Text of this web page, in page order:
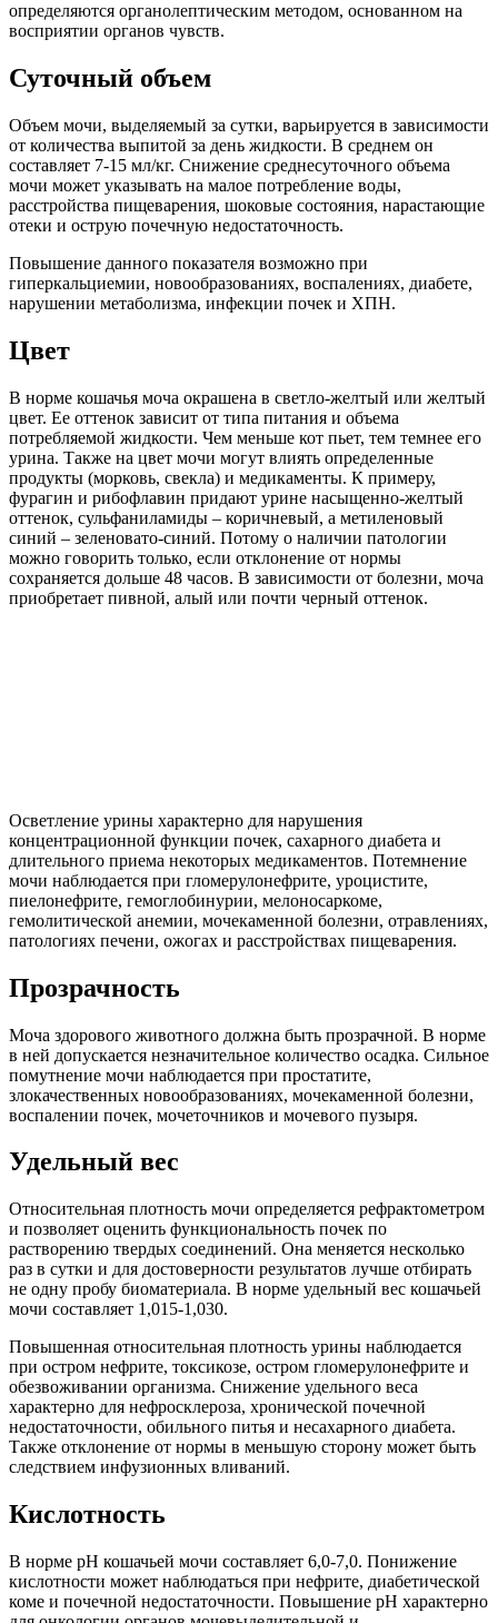
определяются органолептическим методом, основанном на
восприятии органов чувств.
Суточный объем
Объем мочи, выделяемый за сутки, варьируется в зависимости
от количества выпитой за день жидкости. В среднем он
составляет 7-15 мл/кг. Снижение среднесуточного объема
мочи может указывать на малое потребление воды,
расстройства пищеварения, шоковые состояния, нарастающие
отеки и острую почечную недостаточность.
Повышение данного показателя возможно при
гиперкальциемии, новообразованиях, воспалениях, диабете,
нарушении метаболизма, инфекции почек и ХПН.
Цвет
В норме кошачья моча окрашена в светло-желтый или желтый
цвет. Ее оттенок зависит от типа питания и объема
потребляемой жидкости. Чем меньше кот пьет, тем темнее его
урина. Также на цвет мочи могут влиять определенные
продукты (морковь, свекла) и медикаменты. К примеру,
фурагин и рибофлавин придают урине насыщенно-желтый
оттенок, сульфаниламиды – коричневый, а метиленовый
синий – зеленовато-синий. Потому о наличии патологии
можно говорить только, если отклонение от нормы
сохраняется дольше 48 часов. В зависимости от болезни, моча
приобретает пивной, алый или почти черный оттенок.
Осветление урины характерно для нарушения
концентрационной функции почек, сахарного диабета и
длительного приема некоторых медикаментов. Потемнение
мочи наблюдается при гломерулонефрите, уроцистите,
пиелонефрите, гемоглобинурии, мелоносаркоме,
гемолитической анемии, мочекаменной болезни, отравлениях,
патологиях печени, ожогах и расстройствах пищеварения.
Прозрачность
Моча здорового животного должна быть прозрачной. В норме
в ней допускается незначительное количество осадка. Сильное
помутнение мочи наблюдается при простатите,
злокачественных новообразованиях, мочекаменной болезни,
воспалении почек, мочеточников и мочевого пузыря.
Удельный вес
Относительная плотность мочи определяется рефрактометром
и позволяет оценить функциональность почек по
растворению твердых соединений. Она меняется несколько
раз в сутки и для достоверности результатов лучше отбирать
не одну пробу биоматериала. В норме удельный вес кошачьей
мочи составляет 1,015-1,030.
Повышенная относительная плотность урины наблюдается
при остром нефрите, токсикозе, остром гломерулонефрите и
обезвоживании организма. Снижение удельного веса
характерно для нефросклероза, хронической почечной
недостаточности, обильного питья и несахарного диабета.
Также отклонение от нормы в меньшую сторону может быть
следствием инфузионных вливаний.
Кислотность
В норме pH кошачьей мочи составляет 6,0-7,0. Понижение
кислотности может наблюдаться при нефрите, диабетической
коме и почечной недостаточности. Повышение pH характерно